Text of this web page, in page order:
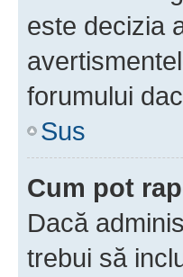
este decizia
forumului
Sus
Cum pot
Dacă
trebui să